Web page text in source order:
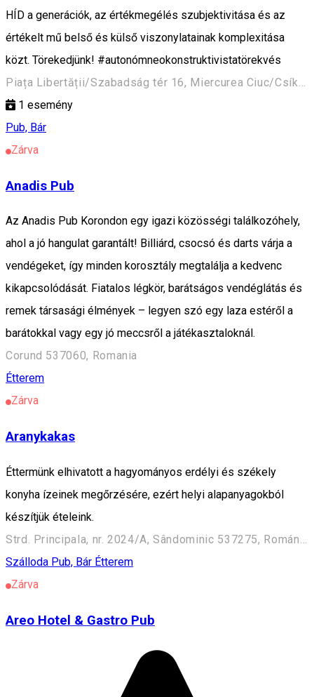
HÍD a generációk, az értékmegélés szubjektivitása és az
értékelt mű belső és külső viszonylatainak komplexitása
közt. Törekedjünk! #autonómneokonstruktivistatörekvés
Piața Libertății/Szabadság tér 16, Miercurea Ciuc/Csíkszereda 530100, Romania
1 esemény
Pub, Bár
Zárva
Anadis Pub
Az Anadis Pub Korondon egy igazi közösségi találkozóhely,
ahol a jó hangulat garantált! Billiárd, csocsó és darts várja a
vendégeket, így minden korosztály megtalálja a kedvenc
kikapcsolódását. Fiatalos légkör, barátságos vendéglátás és
remek társasági élmények – legyen szó egy laza estéről a
barátokkal vagy egy jó meccsről a játékasztaloknál.
Corund 537060, Romania
Étterem
Zárva
Aranykakas
Éttermünk elhivatott a hagyományos erdélyi és székely
konyha ízeinek megőrzésére, ezért helyi alapanyagokból
készítjük ételeink.
Strd. Principala, nr. 2024/A, Sândominic 537275, Románia
Szálloda Pub, Bár Étterem
Zárva
Areo Hotel & Gastro Pub